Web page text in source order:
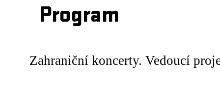
Program
Zahraniční koncerty. Vedoucí